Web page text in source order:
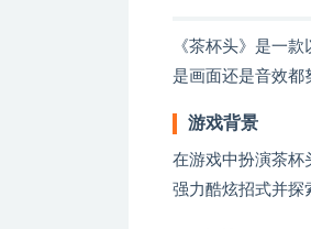
《茶杯头》是一
是画面还是音效都
游戏背景
在游戏中扮演茶杯
强力酷炫招式并探